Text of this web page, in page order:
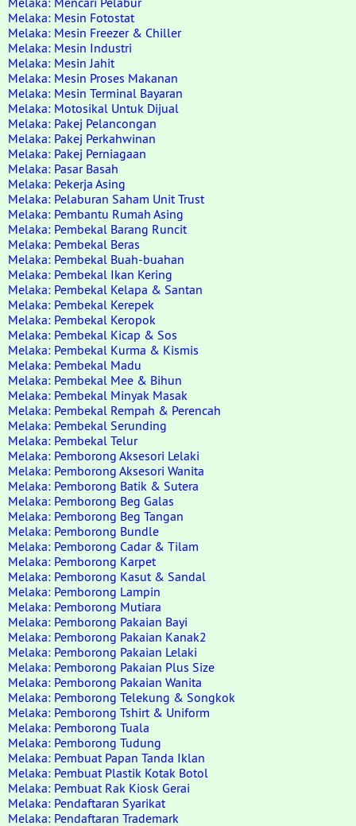
Melaka: Mesin Fotostat
Melaka: Mesin Freezer & Chiller
Melaka: Mesin Industri
Melaka: Mesin Jahit
Melaka: Mesin Proses Makanan
Melaka: Mesin Terminal Bayaran
Melaka: Motosikal Untuk Dijual
Melaka: Pakej Pelancongan
Melaka: Pakej Perkahwinan
Melaka: Pakej Perniagaan
Melaka: Pasar Basah
Melaka: Pekerja Asing
Melaka: Pelaburan Saham Unit Trust
Melaka: Pembantu Rumah Asing
Melaka: Pembekal Barang Runcit
Melaka: Pembekal Beras
Melaka: Pembekal Buah-buahan
Melaka: Pembekal Ikan Kering
Melaka: Pembekal Kelapa & Santan
Melaka: Pembekal Kerepek
Melaka: Pembekal Keropok
Melaka: Pembekal Kicap & Sos
Melaka: Pembekal Kurma & Kismis
Melaka: Pembekal Madu
Melaka: Pembekal Mee & Bihun
Melaka: Pembekal Minyak Masak
Melaka: Pembekal Rempah & Perencah
Melaka: Pembekal Serunding
Melaka: Pembekal Telur
Melaka: Pemborong Aksesori Lelaki
Melaka: Pemborong Aksesori Wanita
Melaka: Pemborong Batik & Sutera
Melaka: Pemborong Beg Galas
Melaka: Pemborong Beg Tangan
Melaka: Pemborong Bundle
Melaka: Pemborong Cadar & Tilam
Melaka: Pemborong Karpet
Melaka: Pemborong Kasut & Sandal
Melaka: Pemborong Lampin
Melaka: Pemborong Mutiara
Melaka: Pemborong Pakaian Bayi
Melaka: Pemborong Pakaian Kanak2
Melaka: Pemborong Pakaian Lelaki
Melaka: Pemborong Pakaian Plus Size
Melaka: Pemborong Pakaian Wanita
Melaka: Pemborong Telekung & Songkok
Melaka: Pemborong Tshirt & Uniform
Melaka: Pemborong Tuala
Melaka: Pemborong Tudung
Melaka: Pembuat Papan Tanda Iklan
Melaka: Pembuat Plastik Kotak Botol
Melaka: Pembuat Rak Kiosk Gerai
Melaka: Pendaftaran Syarikat
Melaka: Pendaftaran Trademark